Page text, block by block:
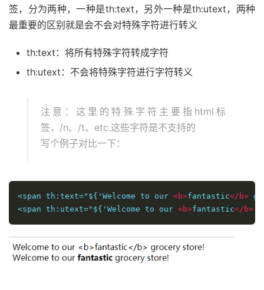
签，分为两种，一种是th:text，另外一种是th:utext，两种
最重要的区别就是会不会对特殊字符进行转义
th:text：将所有特殊字符转成字符
th:utext：不会将特殊字符进行字符转义
注意：这里的特殊字符主要指html标
签，/n、/t、etc.这些字符是不支持的
写个例子对比一下：
<span th:text="${'Welcome to our <b>fantastic</b>
<span th:utext="${'Welcome to our <b>fantastic</b>